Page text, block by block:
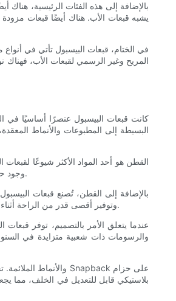
بالإضافة إلى هذه الفئات الرئيسية،
يشبه قبعات الأب. هناك أيضًا قبعات مزودة
في الختام، قبعات البيسبول تأتي في
المريح وغير الرسمي لقبعات الأب، فهناك
كانت قبعات البيسبول عنصرًا أساسيًا في
البسيطة إلى المطبوعات والأنماط
القطن هو أحد المواد الأكثر شيوعًا لقبعات
وجود حزام في الخلف يمكن استخدامه لتخصيص المقاس. بالإضافة إلى ذلك، يمكن أن تتميز القبعات القطنية بقناع منحني مسبقًا، مما يوفر مظهرًا كلاسيكيًا وغير رسمي مثالي لأي مناسبة.
بالإضافة إلى القطن، تُصنع قبعات
وتوفير أقصى قدر من الراحة أثناء النشاط البدني. تُستخدم قبعات الأداء بشكل شائع في الأنشطة الرياضية والخارجية، وغالبًا ما تتميز بعناصر تصميم إضافية مثل فتحات التهوية والتفاصيل العاكسة لمزيد من الوظائف.
عندما يتعلق الأمر بالتصميم، توفر
والرسومات ذات شعبية متزايدة في
بلاستيكي قابل للتعديل في الخلف، مما